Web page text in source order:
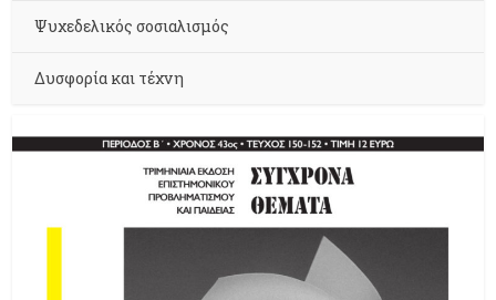
Ψυχεδελικός σοσιαλισμός
Δυσφορία και τέχνη